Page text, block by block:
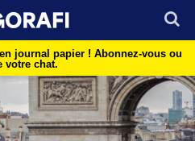
journal papier ! Abonnez-vous ou
votre chat.